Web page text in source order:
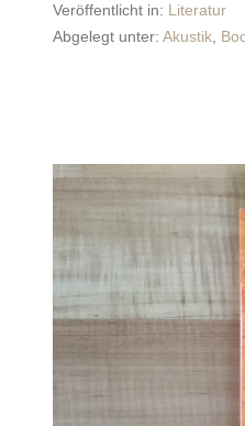
Veröffentlicht in: Literatur
Abgelegt unter: Akustik,